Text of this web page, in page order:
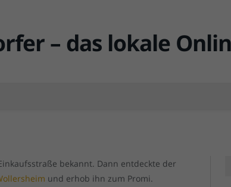
der Rethelstraße –
bekannt. Dann entdeckte der
und erhob ihn zum Promi.